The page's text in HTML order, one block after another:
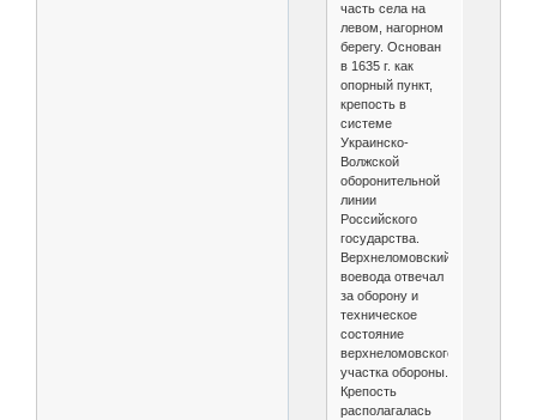
часть села на
левом, нагорном
берегу. Основан
в 1635 г. как
опорный пункт,
крепость в
системе
Украинско-
Волжской
оборонительной
линии
Российского
государства.
Верхнеломовский
воевода отвечал
за оборону и
техническое
состояние
верхнеломовского
участка обороны.
Крепость
располагалась